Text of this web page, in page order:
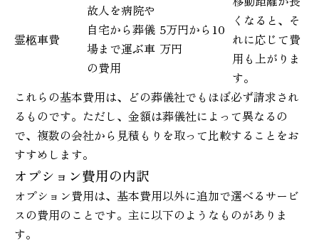
霊柩車費
故人を病院や
自宅から葬儀
場まで運ぶ車
の費用
5万円から10
万円
くなると、そ
れに応じて費
用も上がりま
す。
これらの基本費用は、どの葬儀社でもほぼ必ず請求され
るものです。ただし、金額は葬儀社によって異なるの
で、複数の会社から見積もりを取って比較することをお
すすめします。
オプション費用の内訳
オプション費用は、基本費用以外に追加で選べるサービ
スの費用のことです。主に以下のようなものがありま
す。